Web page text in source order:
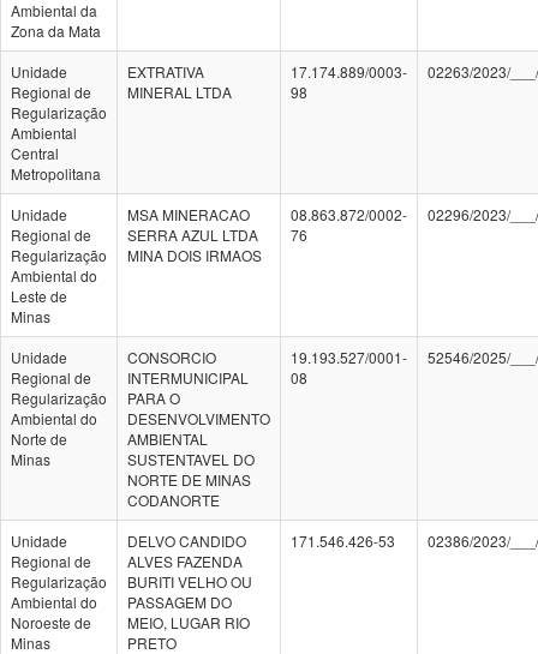
Ambiental da
Zona da Mata
Unidade
Regional de
Regularização
Ambiental
Central
Metropolitana
EXTRATIVA
MINERAL LTDA
17.174.889/0003-
98
02263/2023/
Unidade
Regional de
Regularização
Ambiental do
Leste de
Minas
MSA MINERACAO
SERRA AZUL LTDA
MINA DOIS IRMAOS
08.863.872/0002-
76
02296/2023/
Unidade
Regional de
Regularização
Ambiental do
Norte de
Minas
CONSORCIO
INTERMUNICIPAL
PARA O
DESENVOLVIMENTO
AMBIENTAL
SUSTENTAVEL DO
NORTE DE MINAS
CODANORTE
19.193.527/0001-
08
52546/2025/
Unidade
Regional de
Regularização
Ambiental do
Noroeste de
Minas
DELVO CANDIDO
ALVES FAZENDA
BURITI VELHO OU
PASSAGEM DO
MEIO, LUGAR RIO
PRETO
171.546.426-53 02386/2023/